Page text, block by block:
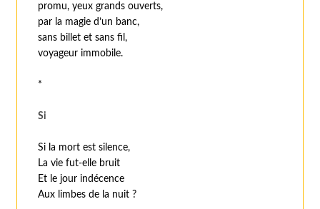
promu, yeux grands ouverts,
par la magie d’un banc,
sans billet et sans fil,
voyageur immobile.
*
Si
Si la mort est silence,
La vie fut-elle bruit
Et le jour indécence
Aux limbes de la nuit ?